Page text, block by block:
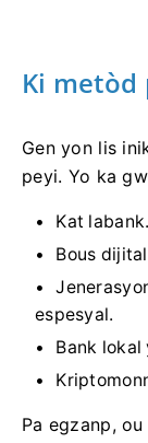
Ki metòd
Gen yon lis
peyi. Yo ka
Kat labank.
Bous
espesyal.
Bank
Pa egzanp,